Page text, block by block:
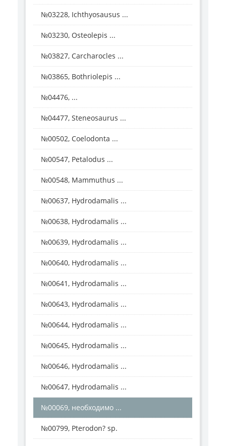
№03228, Ichthyosausus ...
№03230, Osteolepis ...
№03827, Carcharocles ...
№03865, Bothriolepis ...
№04476, ...
№04477, Steneosaurus ...
№00502, Coelodonta ...
№00547, Petalodus ...
№00548, Mammuthus ...
№00637, Hydrodamalis ...
№00638, Hydrodamalis ...
№00639, Hydrodamalis ...
№00640, Hydrodamalis ...
№00641, Hydrodamalis ...
№00643, Hydrodamalis ...
№00644, Hydrodamalis ...
№00645, Hydrodamalis ...
№00646, Hydrodamalis ...
№00647, Hydrodamalis ...
№00069, необходимо ...
№00799, Pterodon? sp.